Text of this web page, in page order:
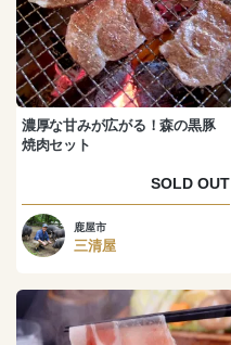
濃厚な甘みが広がる！森の黒豚
焼肉セット
SOLD OUT
鹿屋市
三清屋